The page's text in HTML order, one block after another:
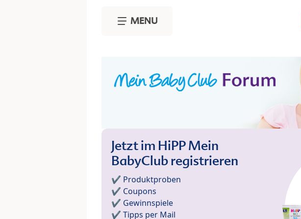
MENU
Jetzt im HiPP Mein
BabyClub registrieren
✔️ Produktproben
✔️ Coupons
✔️ Gewinnspiele
✔️ Tipps per Mail